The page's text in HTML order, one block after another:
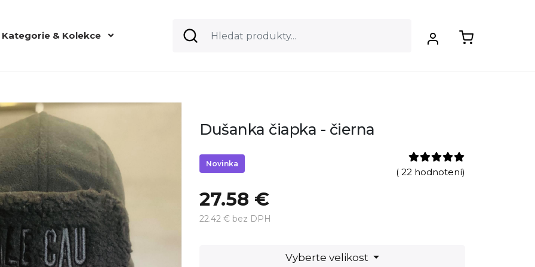
Kategorie & Kolekce
Dušanka čiapka - čierna
Novinka
( 22 hodnotení)
27.58 €
22.42 € bez DPH
Vyberte velikost